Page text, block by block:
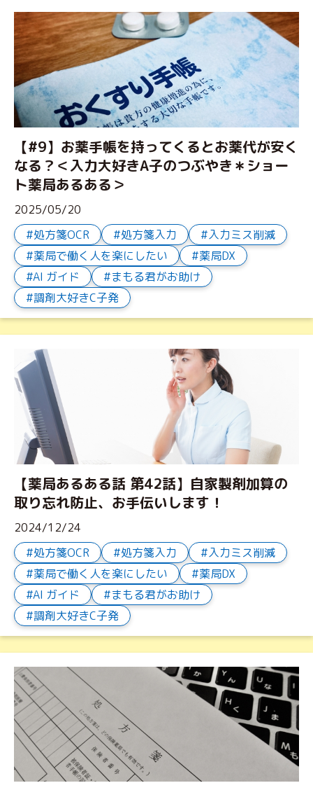
【#9】お薬手帳を持ってくるとお薬代が安く
なる？＜入力大好きA子のつぶやき＊ショー
ト薬局あるある＞
2025/05/20
処方箋OCR
処方箋入力
入力ミス削減
薬局で働く人を楽にしたい
薬局DX
AI ガイド
まもる君がお助け
調剤大好きC子発
【薬局あるある話 第42話】自家製剤加算の
取り忘れ防止、お手伝いします！
2024/12/24
処方箋OCR
処方箋入力
入力ミス削減
薬局で働く人を楽にしたい
薬局DX
AI ガイド
まもる君がお助け
調剤大好きC子発